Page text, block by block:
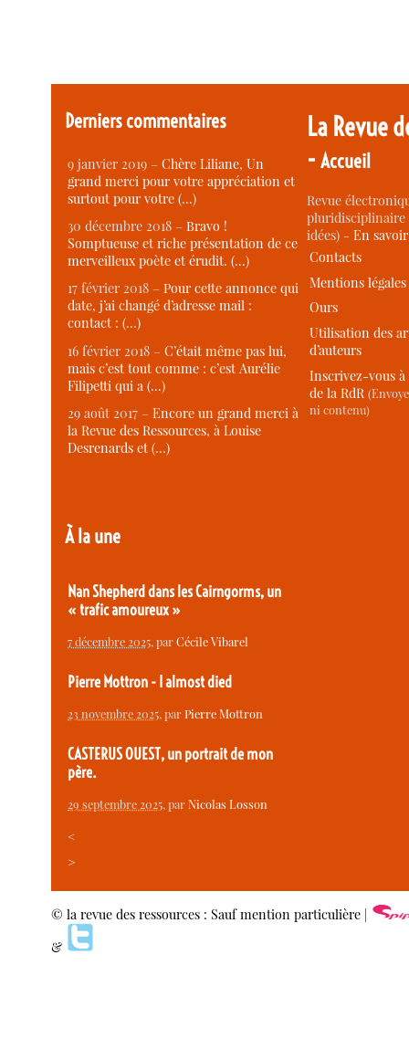
Derniers commentaires
9 janvier 2019 –Chère Liliane, Un
grand merci pour votre appréciation et
surtout pour votre (…)
30 décembre 2018 –Bravo !
Somptueuse et riche présentation de ce
merveilleux poète et érudit. (…)
17 février 2018 –Pour cette annonce qui
date, j’ai changé d’adresse mail :
contact : (…)
16 février 2018 –C’était même pas lui,
mais c’est tout comme : c’est Aurélie
Filipetti qui a (…)
29 août 2017 –Encore un grand merci à
la Revue des Ressources, à Louise
Desrenards et (…)
À la une
Nan Shepherd dans les Cairngorms, un
« trafic amoureux »
7 décembre 2025, parCécile Vibarel
Pierre Mottron - I almost died
23 novembre 2025, parPierre Mottron
CASTERUS OUEST, un portrait de mon
père.
29 septembre 2025, parNicolas Losson
<
>
La Revue
-Accueil
Revue
idées) -En
Contacts
Mentions légales
Ours
Utilisation des
d’auteurs
Inscrivez-vous
de la RdR
ni contenu)
© la revue des ressources : Sauf mention particulière |
&